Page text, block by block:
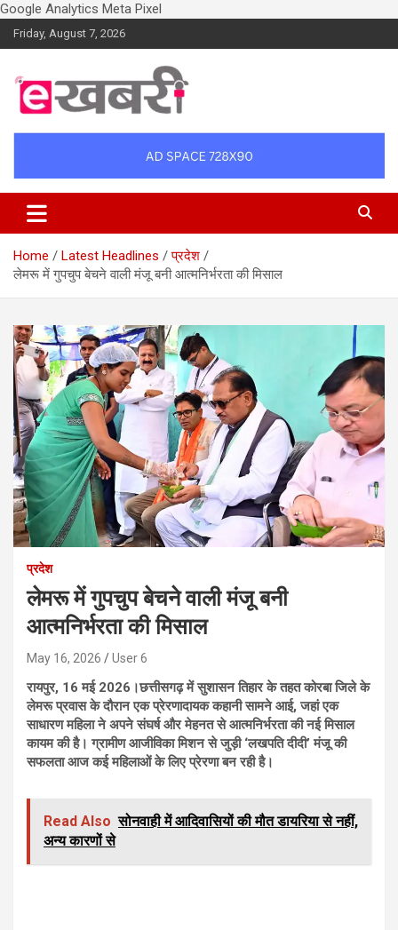
Google Analytics Meta Pixel
Skip
to
Friday, August 7, 2026
Ekhabri.com
Home Latest Headlines
प्रदेश
लेमरू में गुपचुप बेचने वाली मंजू बनी आत्मनिर्भरता की मिसाल
प्रदेश
लेमरू में गुपचुप बेचने वाली मंजू बनी
आत्मनिर्भरता की मिसाल
May 16, 2026 User 6
रायपुर, 16 मई 2026।छत्तीसगढ़ में सुशासन तिहार के तहत कोरबा जिले के
लेमरू प्रवास के दौरान एक प्रेरणादायक कहानी सामने आई, जहां एक
साधारण महिला ने अपने संघर्ष और मेहनत से आत्मनिर्भरता की नई मिसाल
कायम की है। ग्रामीण आजीविका मिशन से जुड़ी ‘लखपति दीदी’ मंजू की
सफलता आज कई महिलाओं के लिए प्रेरणा बन रही है।
Read Also सोनवाही में आदिवासियों की मौत डायरिया से नहीं,
अन्य कारणों से